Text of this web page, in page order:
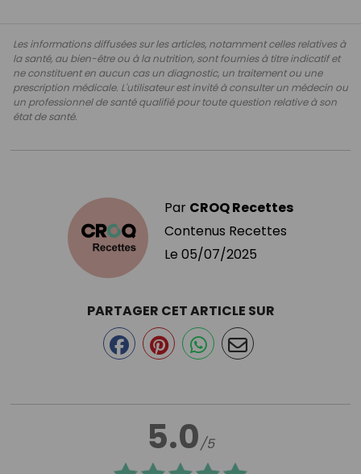
Les informations diffusées sur les articles, notamment celles relatives à
la santé, au bien-être ou à la nutrition, sont fournies à titre indicatif et
ne constituent en aucun cas un diagnostic, un traitement ou une
prescription médicale. L'utilisateur est invité à consulter un médecin ou
un professionnel de santé qualifié pour toute question relative à son
état de santé.
Par CROQ Recettes
Contenus Recettes
Le 05/07/2025
5.0/5
PARTAGER CET ARTICLE SUR